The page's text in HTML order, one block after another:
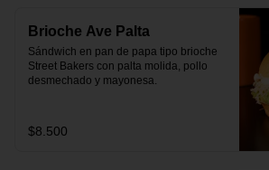
Brioche Ave Palta
Sándwich en pan de papa tipo brioche
Street Bakers con palta molida, pollo
desmechado y mayonesa.
$8.500